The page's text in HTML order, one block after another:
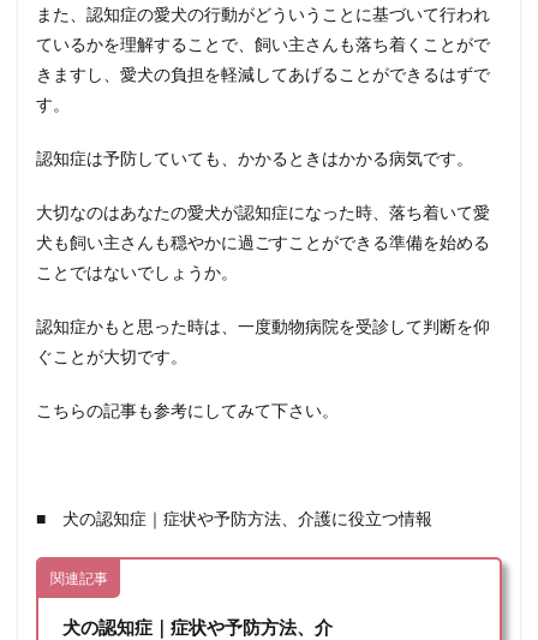
また、認知症の愛犬の行動がどういうことに基づいて行われ
ているかを理解することで、飼い主さんも落ち着くことがで
きますし、愛犬の負担を軽減してあげることができるはずで
す。
認知症は予防していても、かかるときはかかる病気です。
大切なのはあなたの愛犬が認知症になった時、落ち着いて愛
犬も飼い主さんも穏やかに過ごすことができる準備を始める
ことではないでしょうか。
認知症かもと思った時は、一度動物病院を受診して判断を仰
ぐことが大切です。
こちらの記事も参考にしてみて下さい。
■ 犬の認知症｜症状や予防方法、介護に役立つ情報
関連記事
犬の認知症｜症状や予防方法、介